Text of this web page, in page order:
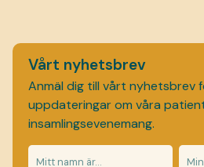
Vårt nyhetsbrev
Anmäl dig till vårt nyhetsbrev
uppdateringar om våra
insamlingsevenemang.